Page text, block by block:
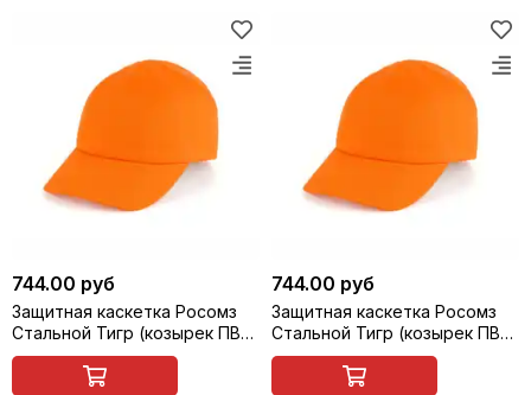
744.00 руб
Защитная каскетка Росомз
Стальной Тигр (козырек ПВХ,
прозрачно-серый, 65 мм),
красная, арт. 95316
744.00 руб
Защитная каскетка Росомз
Стальной Тигр (козырек ПВХ,
прозрачно-серый, 65 мм),
белая, арт. 95317